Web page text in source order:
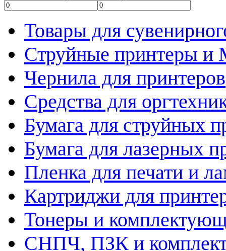
Товары для
Струйные принтеры
Чернила для принтеров
Средства для
Бумага для струйных
Бумага для лазерных
Пленка для печати и
Картриджи для
Тонеры и
СНПЧ, ПЗК и